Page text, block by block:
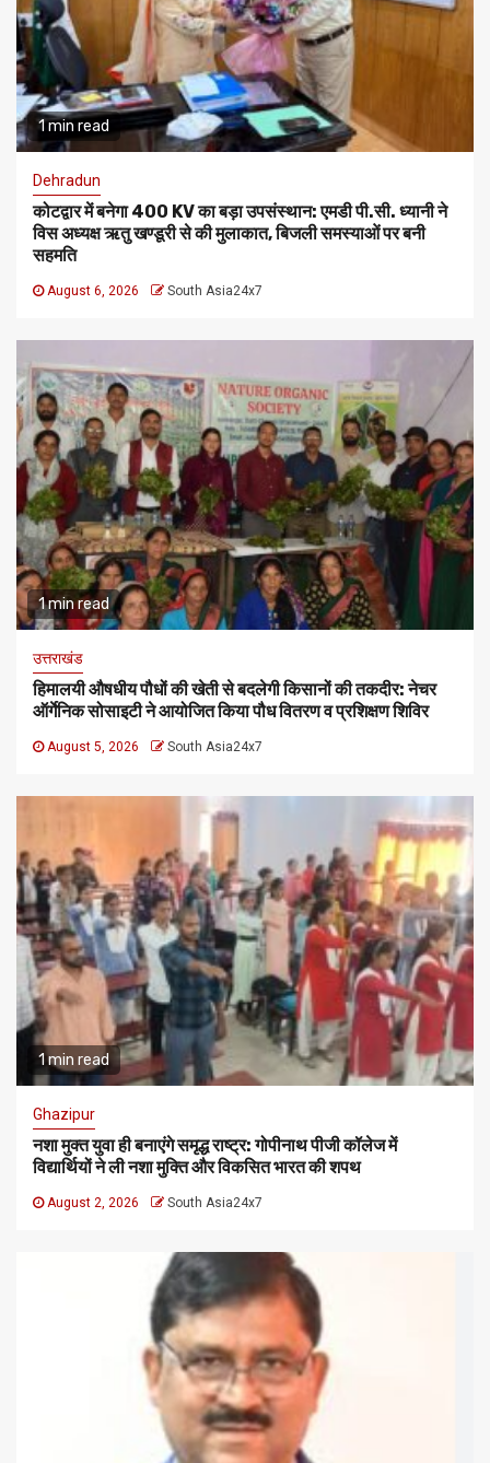
1 min read
Dehradun
कोटद्वार में बनेगा 400 KV का बड़ा उपसंस्थान: एमडी पी.सी. ध्यानी ने
विस अध्यक्ष ऋतु खण्डूरी से की मुलाकात, बिजली समस्याओं पर बनी
सहमति
August 6, 2026 South Asia24x7
1 min read
उत्तराखंड
हिमालयी औषधीय पौधों की खेती से बदलेगी किसानों की तकदीर: नेचर
ऑर्गेनिक सोसाइटी ने आयोजित किया पौध वितरण व प्रशिक्षण शिविर
August 5, 2026 South Asia24x7
1 min read
Ghazipur
नशा मुक्त युवा ही बनाएंगे समृद्ध राष्ट्र: गोपीनाथ पीजी कॉलेज में
विद्यार्थियों ने ली नशा मुक्ति और विकसित भारत की शपथ
August 2, 2026 South Asia24x7